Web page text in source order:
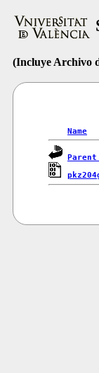
(Incluye Archivo
Name